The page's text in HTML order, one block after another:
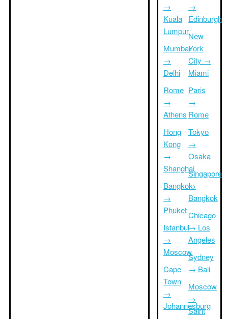
→
Kuala
Lumpur
Mumbai
→
Delhi
Rome
→
Athens
Hong
Kong
→
Shanghai
Bangkok
→
Phuket
Istanbul
→
Moscow
Cape
Town
→
Johannesburg
→
Edinburgh
New
York
City →
Miami
Paris
→
Rome
Tokyo
→
Osaka
Singapore
→
Bangkok
Chicago
→ Los
Angeles
Sydney
→ Bali
Moscow
→
Saint